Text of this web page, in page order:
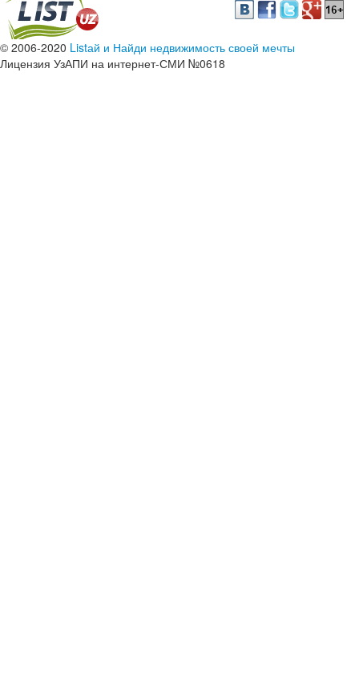
© 2006-2020 Listай и Найди недвижимость своей мечты
Лицензия УзАПИ на интернет-СМИ №0618